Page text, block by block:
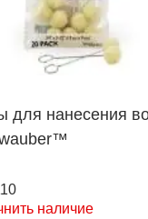
для нанесения
наличие